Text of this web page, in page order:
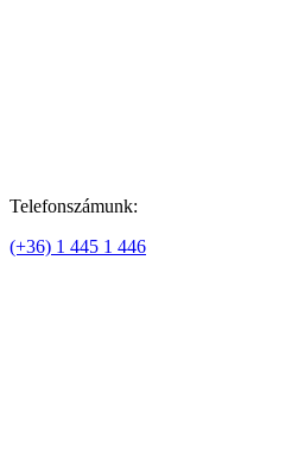
Telefonszámunk:
(+36) 1 445 1 446